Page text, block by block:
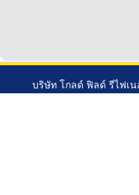
บริษัท โกลด์ ฟิลด์ รีไฟเน